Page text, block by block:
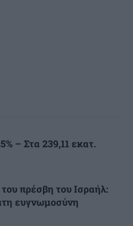
– Στα 239,11 εκατ.
πρέσβη του Ισραήλ:
ευγνωμοσύνη